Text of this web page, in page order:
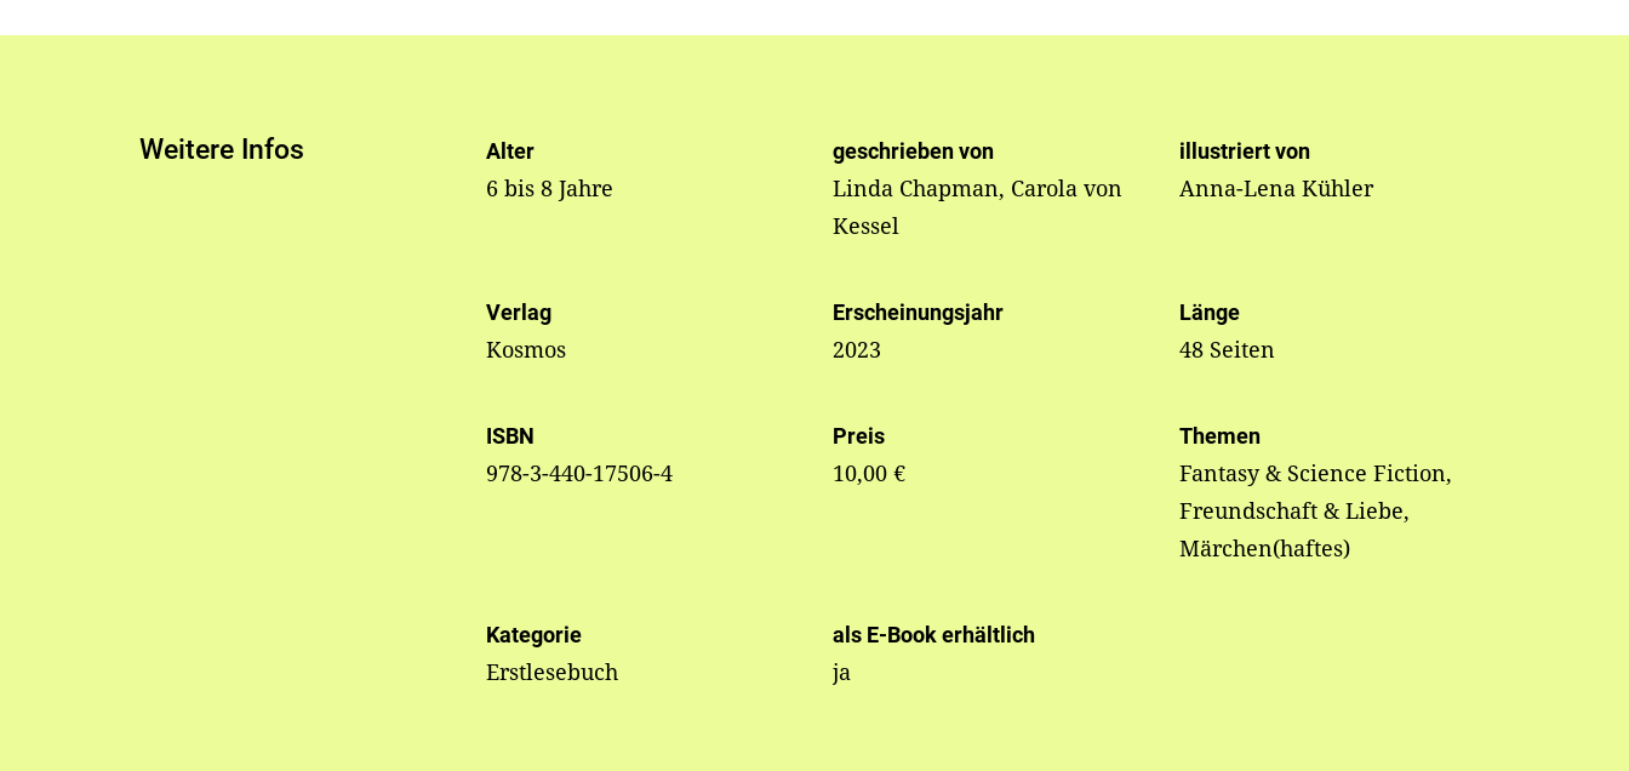
Weitere Infos Alter
6 bis 8 Jahre
geschrieben von
Linda Chapman, Carola von
Kessel
illustriert von
Anna-Lena Kühler
Verlag
Kosmos
Erscheinungsjahr
2023
Länge
48 Seiten
ISBN
978-3-440-17506-4
Preis
10,00 €
Themen
Fantasy & Science Fiction,
Freundschaft & Liebe,
Märchen(haftes)
Kategorie
Erstlesebuch
als E-Book erhältlich
ja